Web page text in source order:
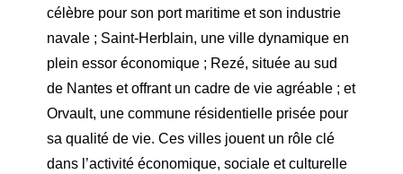
célèbre pour son port maritime et son industrie
navale ; Saint-Herblain, une ville dynamique en
plein essor économique ; Rezé, située au sud
de Nantes et offrant un cadre de vie agréable ; et
Orvault, une commune résidentielle prisée pour
sa qualité de vie. Ces villes jouent un rôle clé
dans l’activité économique, sociale et culturelle